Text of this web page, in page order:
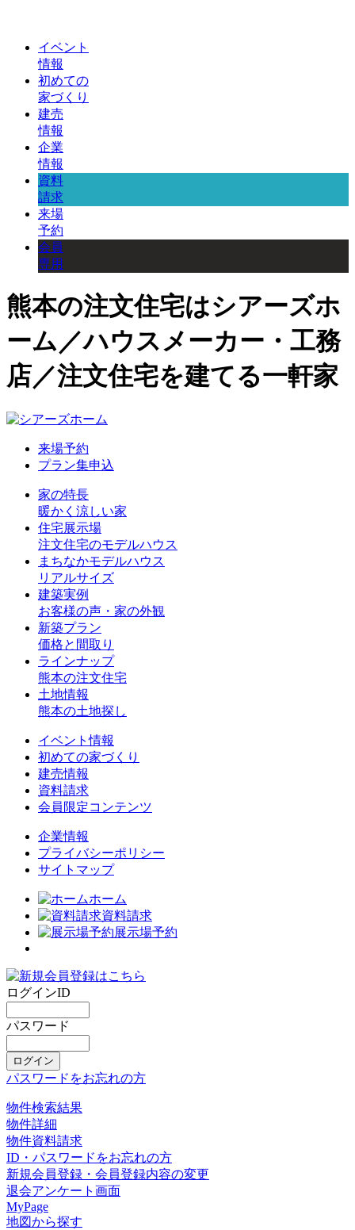
イベント
情報
初めての
家づくり
建売
情報
企業
情報
資料
請求
来場
予約
会員
専用
熊本の注文住宅はシアーズホ
ーム／ハウスメーカー・工務
店／注文住宅を建てる一軒家
来場予約
プラン集申込
家の特長
暖かく涼しい家
住宅展示場
注文住宅のモデルハウス
まちなかモデルハウス
リアルサイズ
建築実例
お客様の声・家の外観
新築プラン
価格と間取り
ラインナップ
熊本の注文住宅
土地情報
熊本の土地探し
イベント情報
初めての家づくり
建売情報
資料請求
会員限定コンテンツ
企業情報
プライバシーポリシー
サイトマップ
ホーム
資料請求
展示場予約
ログインID
パスワード
パスワードをお忘れの方
物件検索結果
物件詳細
物件資料請求
ID・パスワードをお忘れの方
新規会員登録・会員登録内容の変更
退会アンケート画面
MyPage
地図から探す